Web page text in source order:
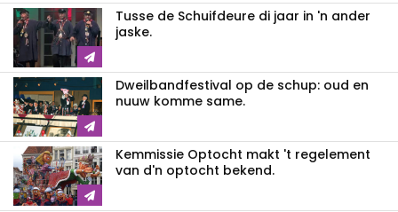
Tusse de Schuifdeure di jaar in 'n ander
jaske.
Dweilbandfestival op de schup: oud en
nuuw komme same.
Kemmissie Optocht makt 't regelement
van d'n optocht bekend.